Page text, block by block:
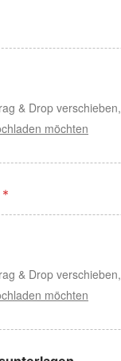
& Drop verschieben,
möchten
*
& Drop verschieben,
möchten